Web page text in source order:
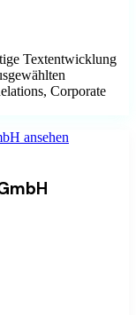
Textentwicklung
Corporate
ansehen